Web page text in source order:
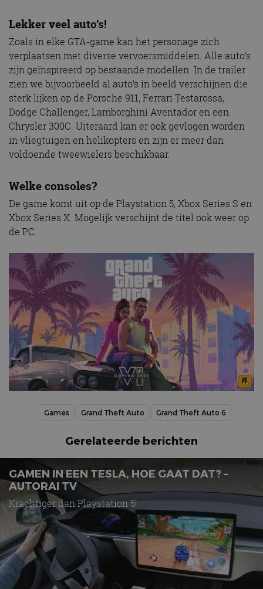
Lekker veel auto’s!
Zoals in elke GTA-game kan het personage zich
verplaatsen met diverse vervoersmiddelen. Alle auto’s
zijn geïnspireerd op bestaande modellen. In de trailer
zien we bijvoorbeeld al auto’s in beeld verschijnen die
sterk lijken op de Porsche 911, Ferrari Testarossa,
Dodge Challenger, Lamborghini Aventador en een
Chrysler 300C. Uiteraard kan er ook gevlogen worden
in vliegtuigen en helikopters en zijn er meer dan
voldoende tweewielers beschikbaar.
Welke consoles?
De game komt uit op de Playstation 5, Xbox Series S en
Xbox Series X. Mogelijk verschijnt de titel ook weer op
de PC.
Games Grand Theft Auto Grand Theft Auto 6
Gerelateerde berichten
GAMEN IN EEN TESLA, HOE GAAT DAT? –
AUTORAI TV
Krachtiger dan Playstation 5!